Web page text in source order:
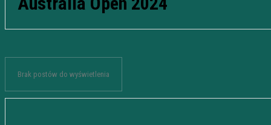
Brak postów do wyświetlenia